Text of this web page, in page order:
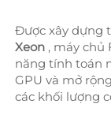
Được xây dựng
Xeon , máy chủ
năng tính toán
GPU và mở
các khối lượng